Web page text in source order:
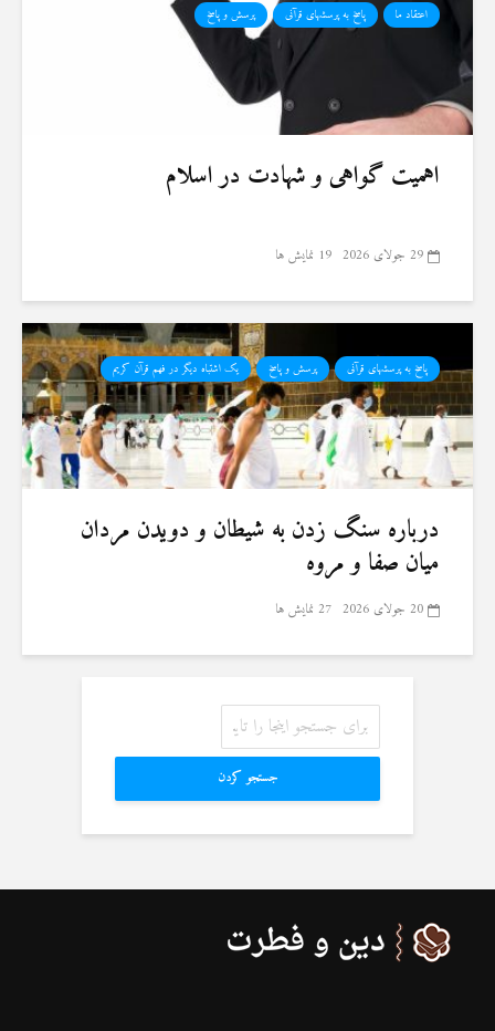
اعتقاد ما پاسخ به پرسشهای قرآنی پرسش و پاسخ
اهمیت گواهی و شهادت در اسلام
29 جولای 2026 19 نمایش ها
پاسخ به پرسشهای قرآنی پرسش و پاسخ یک اشتباه دیگر در فهم قرآن کریم
درباره سنگ زدن به شیطان و دویدن مردان
میان صفا و مروه
20 جولای 2026 27 نمایش ها
جستجو کردن